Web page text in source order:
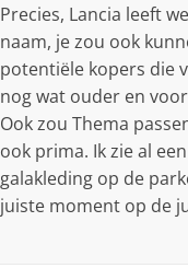
Precies, Lancia leeft
naam, je zou ook
potentiële kopers die
nog wat ouder en
Ook zou Thema
ook prima. Ik zie al
galakleding op de
juiste moment op de